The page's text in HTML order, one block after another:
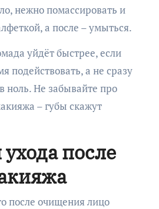
нежно помассировать и
а после – умыться.
уйдёт быстрее, если
подействовать, а не сразу
ноль. Не забывайте про
– губы скажут
после
после очищения лицо